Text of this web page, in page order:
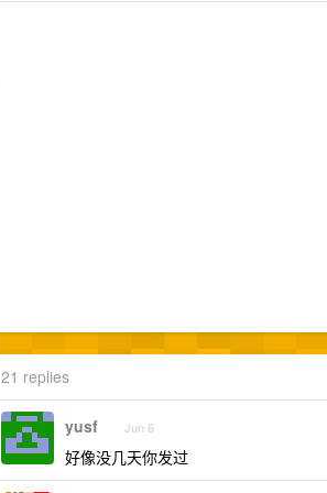
21 replies
yusf Jun 6
好像没几天你发过